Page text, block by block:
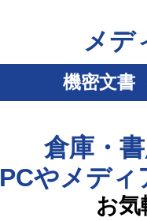
メデ
機密文書
倉庫・
PCやメディ
お気